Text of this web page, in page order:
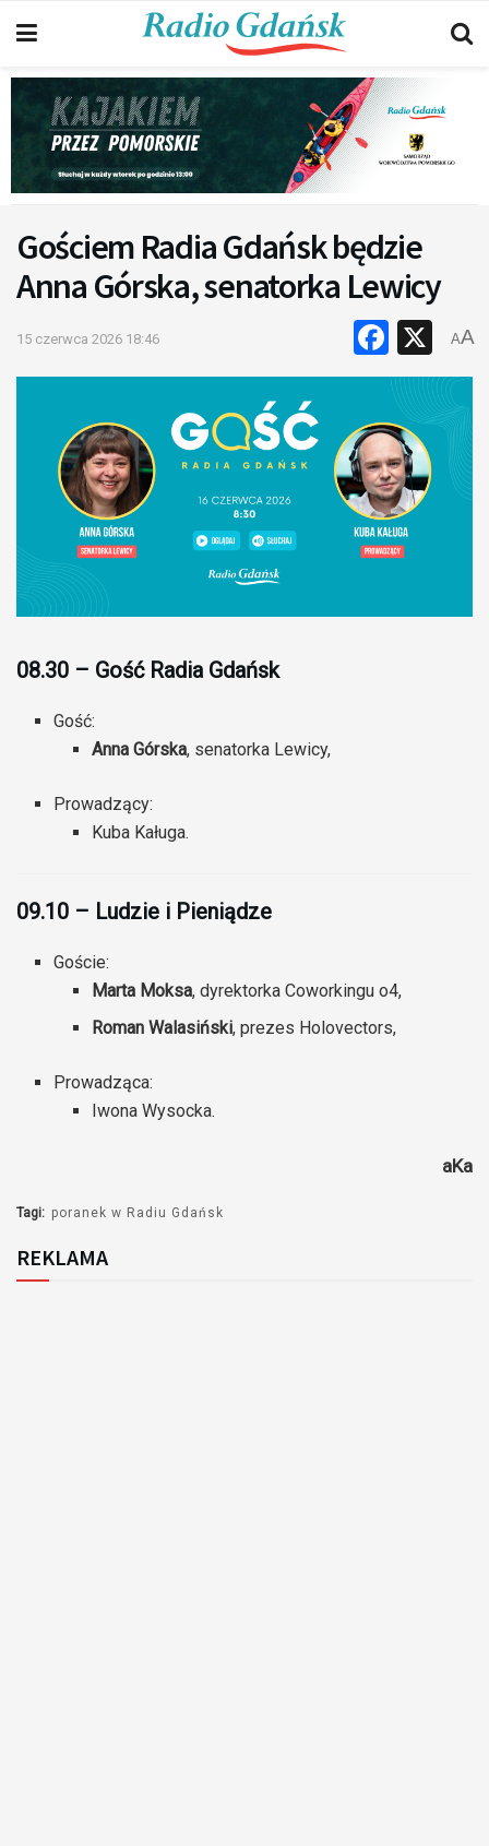
Gościem Radia Gdańsk będzie
Anna Górska, senatorka Lewicy
15 czerwca 2026 18:46 X
AA
08.30 – Gość Radia Gdańsk
Gość:
Anna Górska, senatorka Lewicy,
Prowadzący:
Kuba Kaługa.
09.10 – Ludzie i Pieniądze
Goście:
Marta Moksa, dyrektorka Coworkingu o4,
Roman Walasiński, prezes Holovectors,
Prowadząca:
Iwona Wysocka.
aKa
Tagi: poranek w Radiu Gdańsk
REKLAMA